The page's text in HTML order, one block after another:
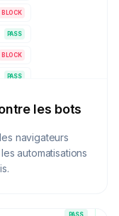
BLOCK
PASS
BLOCK
PASS
les bots
navigateurs
automatisations
PASS